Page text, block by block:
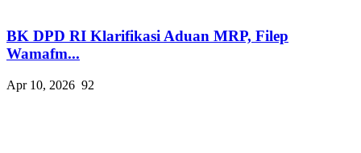
BK DPD RI Klarifikasi Aduan MRP, Filep
Wamafm...
Apr 10, 2026 92